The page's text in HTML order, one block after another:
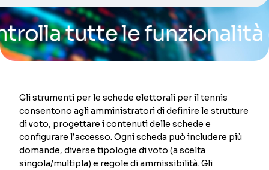
tutte le funzionalità
Gli strumenti per le schede elettorali per il tennis
consentono agli amministratori di definire le strutture
di voto, progettare i contenuti delle schede e
configurare l’accesso. Ogni scheda può includere più
domande, diverse tipologie di voto (a scelta
singola/multipla) e regole di ammissibilità. Gli